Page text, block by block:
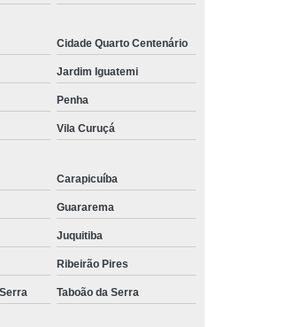
para Prédios
Predial
Trifásico
de Energia Monofásico
Isolador
Isolador Trifásico
Monofásico Isolador
Cidade Quarto Centenário
Jardim Iguatemi
Penha
Vila Curuçá
Carapicuíba
Guararema
Juquitiba
Ribeirão Pires
Taboão da Serra